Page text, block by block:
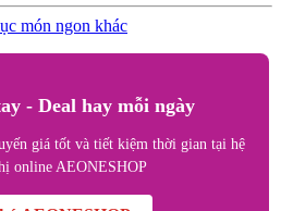
món ngon khác
- Deal hay mỗi ngày
giá tốt và tiết kiệm thời gian tại hệ
online AEONESHOP